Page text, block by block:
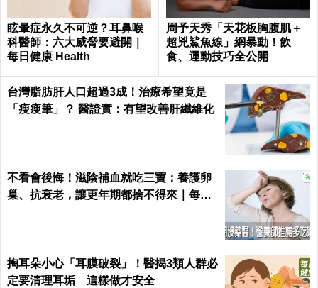
眩暈症永久不可逆？耳鼻喉
科醫師：六大威脅要避開｜
每日健康 Health
周予天秀「天花板胸腹肌＋
超兇鯊魚線」網暴動！飲
食、運動技巧全公開
台灣脂肪肝人口超過3成！治療希望竟是
「瘦瘦筆」？ 醫證實：有望改善肝纖維化
不看會後悔！滋陰補血就吃三寶：養護卵
巢、抗衰老，讓更年期都捨不得來｜每日
掏耳朵小心「耳膜破裂」！醫揭3類人群必
定要清理耳垢 這樣做才安全